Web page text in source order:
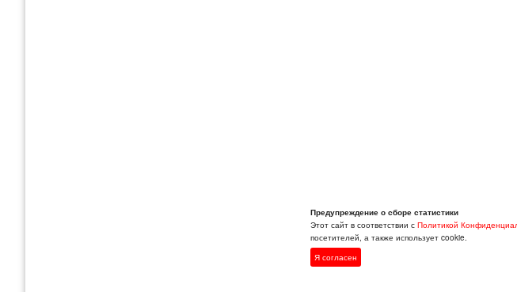
Предупреждение о сборе статистики
Этот сайт в соответствии с Политикой
посетителей, а также использует cookie.
Я согласен